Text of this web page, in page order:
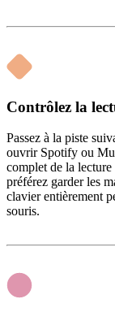
Contrôlez la
Passez à la piste
ouvrir Spotify ou
complet de la
préférez garder les
clavier entièrement
souris.